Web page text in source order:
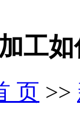
工
页 >>